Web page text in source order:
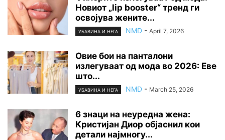
Новиот „lip booster“ тренд ги
освојува жените...
УБАВИНА И НЕГА NMD - April 7, 2026
Овие бои на панталони
излегуваат од мода во 2026: Еве
што...
УБАВИНА И НЕГА NMD - March 25, 2026
6 знаци на неуредна жена:
Кристијан Диор објаснил кои
детали најмногу...